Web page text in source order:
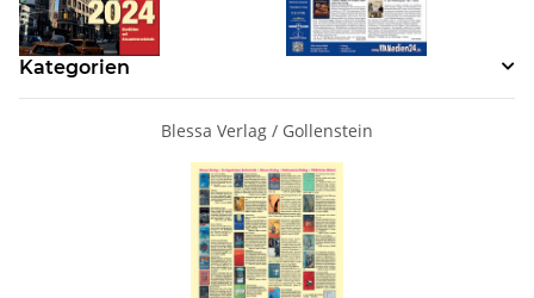
Kategorien
Blessa Verlag / Gollenstein